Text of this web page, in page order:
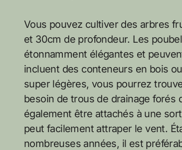
Vous pouvez cultiver des arbres
et 30cm de profondeur. Les
étonnamment élégantes et
incluent des conteneurs en bois
super légères, vous pourrez
besoin de trous de drainage forés
également être attachés à une
peut facilement attraper le vent.
nombreuses années, il est